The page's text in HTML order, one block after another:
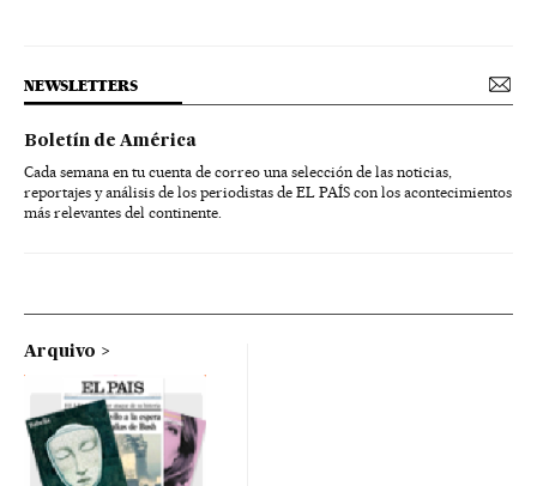
NEWSLETTERS
Boletín de América
Cada semana en tu cuenta de correo una selección de las noticias,
reportajes y análisis de los periodistas de EL PAÍS con los acontecimientos
más relevantes del continente.
Arquivo